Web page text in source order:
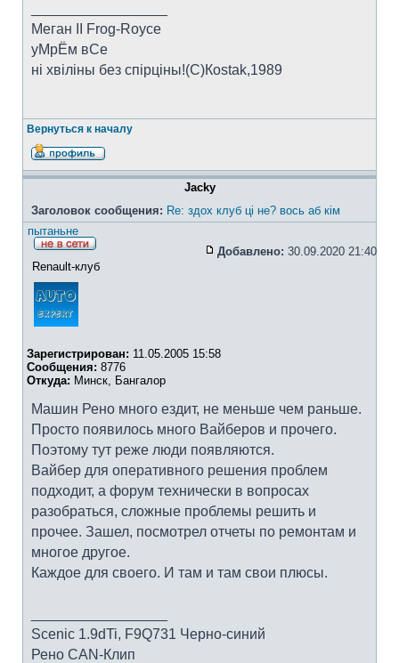
Меган II Frog-Royce
уМрЁм вСе
ні хвіліны без спірціны!(C)Коstak,1989
Вернуться к началу
Jacky
Заголовок сообщения: Re: здох клуб ці не? вось аб кім
пытаньне
Добавлено: 30.09.2020 21:40
Renault-клуб
Зарегистрирован: 11.05.2005 15:58
Сообщения: 8776
Откуда: Минск, Бангалор
Машин Рено много ездит, не меньше чем раньше.
Просто появилось много Вайберов и прочего.
Поэтому тут реже люди появляются.
Вайбер для оперативного решения проблем
подходит, а форум технически в вопросах
разобраться, сложные проблемы решить и
прочее. Зашел, посмотрел отчеты по ремонтам и
многое другое.
Каждое для своего. И там и там свои плюсы.
Scenic 1.9dTi, F9Q731 Черно-синий
Рено CAN-Клип